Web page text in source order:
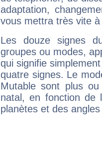
adaptation,
vous mettra très vite
Les douze signes
groupes ou modes,
qui signifie
quatre signes. Le
Mutable sont plus
natal, en fonction de
planètes et des